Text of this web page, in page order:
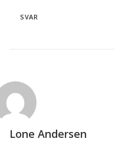
SVAR
Lone Andersen